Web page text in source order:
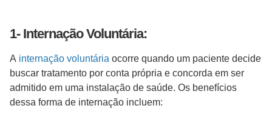
1- Internação Voluntária:
A internação voluntária ocorre quando um paciente decide
buscar tratamento por conta própria e concorda em ser
admitido em uma instalação de saúde. Os benefícios
dessa forma de internação incluem: